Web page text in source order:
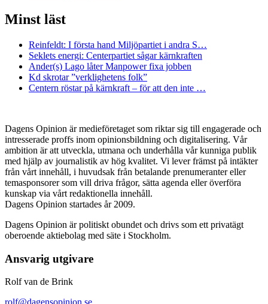
Minst läst
Reinfeldt: I första hand Miljöpartiet i andra S…
Seklets energi: Centerpartiet sågar kärnkraften
Ander(s) Lago låter Manpower fixa jobben
Kd skrotar ”verklighetens folk”
Centern röstar på kärnkraft – för att den inte …
Dagens Opinion är medieföretaget som riktar sig till engagerade och
intresserade proffs inom opinionsbildning och digitalisering. Vår
ambition är att utveckla, utmana och underhålla vår kunniga publik
med hjälp av journalistik av hög kvalitet. Vi lever främst på intäkter
från vårt innehåll, i huvudsak från betalande prenumeranter eller
temasponsorer som vill driva frågor, sätta agenda eller överföra
kunskap via vårt redaktionella innehåll.
Dagens Opinion startades år 2009.
Dagens Opinion är politiskt obundet och drivs som ett privatägt
oberoende aktiebolag med säte i Stockholm.
Ansvarig utgivare
Rolf van de Brink